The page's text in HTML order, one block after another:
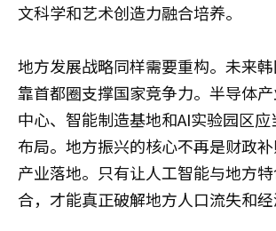
文科学和艺术创造力融合培养。
地方发展战略同样需要重构。未来
靠首都圈支撑国家竞争力。半导体
中心、智能制造基地和AI实验园区
布局。地方振兴的核心不再是财政
产业落地。只有让人工智能与地方
合，才能真正破解地方人口流失和经